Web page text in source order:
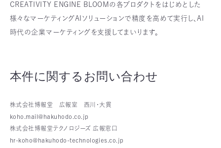
CREATIVITY ENGINE BLOOMの各プロダクトをはじめとした
様々なマーケティングAIソリューションで精度を高めて実行し、AI
時代の企業マーケティングを支援してまいります。
本件に関するお問い合わせ
株式会社博報堂 広報室 西川・大貫
koho.mail@hakuhodo.co.jp
株式会社博報堂テクノロジーズ 広報窓口
hr-koho@hakuhodo-technologies.co.jp